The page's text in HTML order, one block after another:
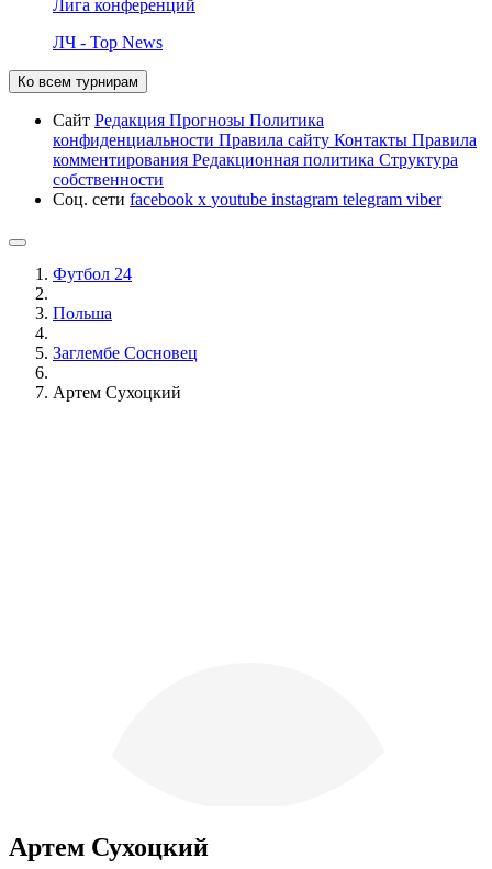
Лига конференций
ЛЧ - Top News
Ко всем турнирам
Сайт Редакция Прогнозы Политика
конфиденциальности Правила сайту Контакты Правила
комментирования Редакционная политика Структура
собственности
Соц. сети facebook x youtube instagram telegram viber
Футбол 24
Польша
Заглембе Сосновец
Артем Сухоцкий
Артем Сухоцкий